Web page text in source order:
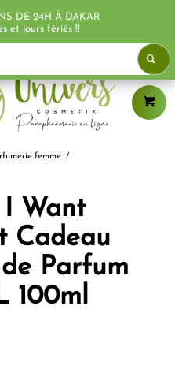
femme /
I Want
Cadeau
Parfum
100ml
DE 24H À DAKAR
et jours fériés !!